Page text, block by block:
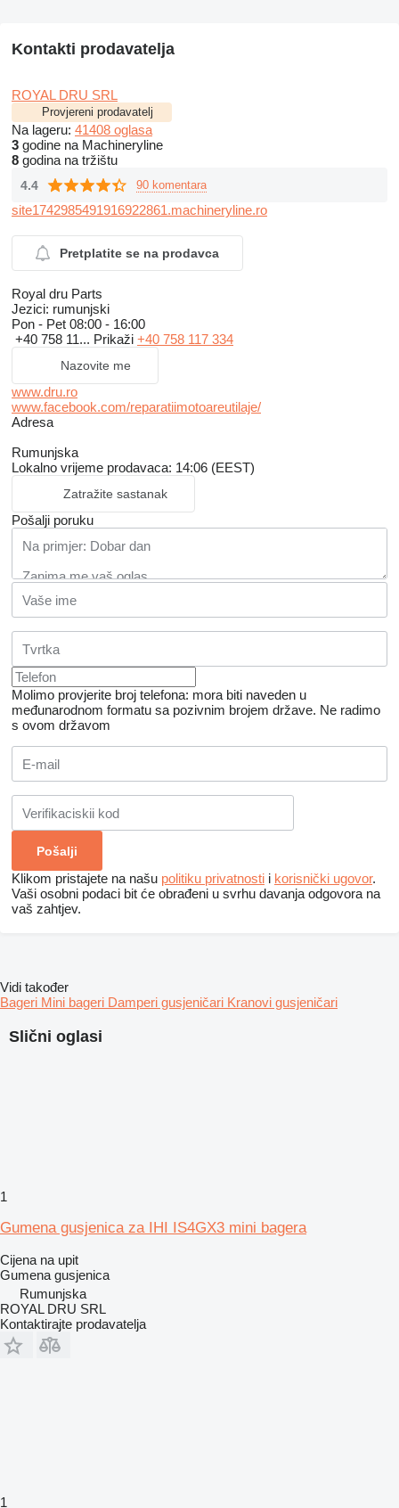
Kontakti prodavatelja
ROYAL DRU SRL
Provjereni prodavatelj
Na lageru: 41408 oglasa
3 godine na Machineryline
8 godina na tržištu
4.4 90 komentara
site1742985491916922861.machineryline.ro
Pretplatite se na prodavca
Royal dru Parts
Jezici: rumunjski
Pon - Pet 08:00 - 16:00
+40 758 11... Prikaži +40 758 117 334
Nazovite me
www.dru.ro
www.facebook.com/reparatiimotoareutilaje/
Adresa
Rumunjska
Lokalno vrijeme prodavaca: 14:06 (EEST)
Zatražite sastanak
Pošalji poruku
Molimo provjerite broj telefona: mora biti naveden u
međunarodnom formatu sa pozivnim brojem države. Ne radimo
s ovom državom
Klikom pristajete na našu politiku privatnosti i korisnički ugovor.
Vaši osobni podaci bit će obrađeni u svrhu davanja odgovora na
vaš zahtjev.
Slični oglasi
1
Gumena gusjenica za IHI IS4GX3 mini bagera
Cijena na upit
Gumena gusjenica
Rumunjska
ROYAL DRU SRL
Kontaktirajte prodavatelja
1
Vidi također
Bageri Mini bageri Damperi gusjeničari Kranovi gusjeničari